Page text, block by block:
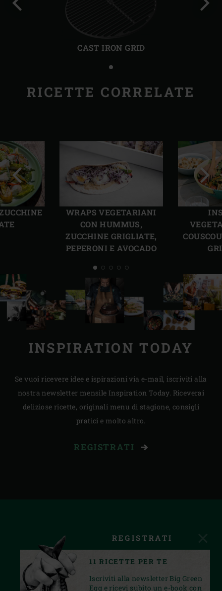
CAST IRON GRID
RICETTE CORRELATE
WRAPS VEGETARIANI
CON HUMMUS,
ZUCCHINE GRIGLIATE,
PEPERONI E AVOCADO
Precedente
INSPIRATION TODAY
Se vuoi ricevere idee e ispirazioni via e-mail, iscriviti alla
nostra newsletter mensile Inspiration Today. Riceverai
deliziose ricette, originali menu di stagione, consigli
pratici e molto altro.
REGISTRATI
REGISTRATI
11 RICETTE PER TE
Iscriviti alla newsletter Big Green
Egg e ricevi subito un e-book con